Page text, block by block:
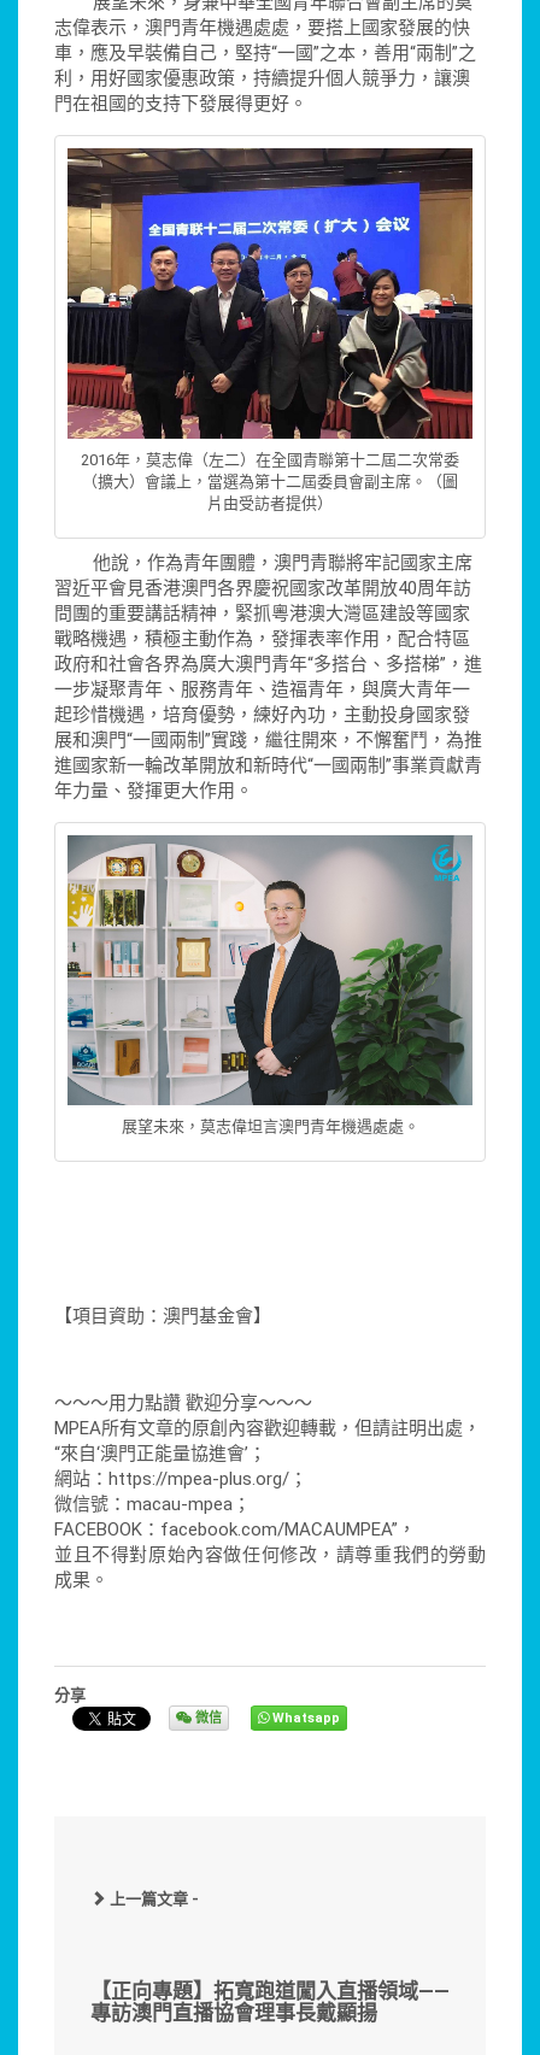
志偉表示，澳門青年機遇處處，要搭上國家發展的快
車，應及早裝備自己，堅持“一國”之本，善用“兩制”之
利，用好國家優惠政策，持續提升個人競爭力，讓澳
門在祖國的支持下發展得更好。
2016年，莫志偉（左二）在全國青聯第十二屆二次常委
（擴大）會議上，當選為第十二屆委員會副主席。（圖
片由受訪者提供）
他說，作為青年團體，澳門青聯將牢記國家主席
習近平會見香港澳門各界慶祝國家改革開放40周年訪
問團的重要講話精神，緊抓粵港澳大灣區建設等國家
戰略機遇，積極主動作為，發揮表率作用，配合特區
政府和社會各界為廣大澳門青年“多搭台、多搭梯”，進
一步凝聚青年、服務青年、造福青年，與廣大青年一
起珍惜機遇，培育優勢，練好內功，主動投身國家發
展和澳門“一國兩制”實踐，繼往開來，不懈奮鬥，為推
進國家新一輪改革開放和新時代“一國兩制”事業貢獻青
年力量、發揮更大作用。
展望未來，莫志偉坦言澳門青年機遇處處。
【項目資助：澳門基金會】
～～～用力點讚 歡迎分享～～～
MPEA所有文章的原創內容歡迎轉載，但請註明出處，
“來自‘澳門正能量協進會’；
網站：https://mpea-plus.org/；
微信號：macau-mpea；
FACEBOOK：facebook.com/MACAUMPEA”，
並且不得對原始內容做任何修改，請尊重我們的勞動
成果。
分享
微信 Whatsapp
上一篇文章 -
【正向專題】拓寬跑道闖入直播領域——
專訪澳門直播協會理事長戴顯揚